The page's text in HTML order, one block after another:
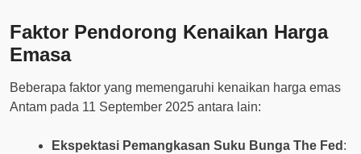
Faktor Pendorong Kenaikan Harga
Emasa
Beberapa faktor yang memengaruhi kenaikan harga emas
Antam pada 11 September 2025 antara lain:
Ekspektasi Pemangkasan Suku Bunga The Fed :